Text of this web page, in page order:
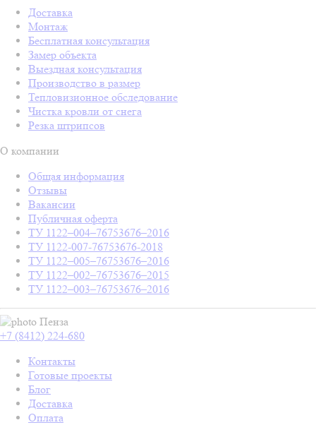
Доставка
Монтаж
Бесплатная консультация
Замер объекта
Выездная консультация
Производство в размер
Тепловизионное обследование
Чистка кровли от снега
Резка штрипсов
О компании
Общая информация
Отзывы
Вакансии
Публичная оферта
ТУ 1122–004–76753676–2016
ТУ 1122-007-76753676-2018
ТУ 1122–005–76753676–2016
ТУ 1122–002–76753676–2015
ТУ 1122–003–76753676–2016
Пенза
+7 (8412) 224-680
Контакты
Готовые проекты
Блог
Доставка
Оплата